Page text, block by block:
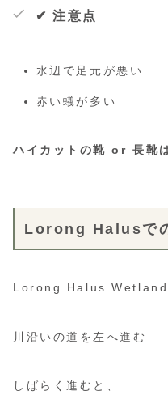
✔ 注意点
水辺で足元が悪い
赤い蟻が多い
ハイカットの靴 or 長靴
Lorong Halusで
Lorong Halus Wetland
川沿いの道を左へ進む
しばらく進むと、